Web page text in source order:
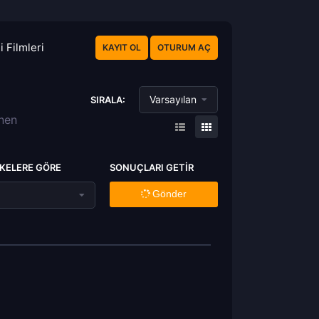
Filmleri KAYIT OL OTURUM AÇ
SIRALA: Varsayılan
GÖRE SONUÇLARI GETIR
Gönder